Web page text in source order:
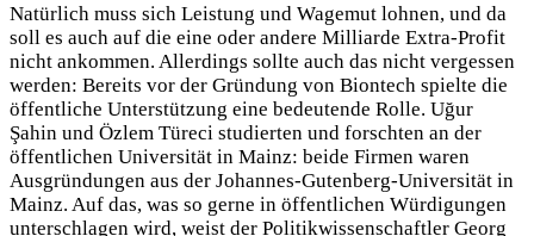
Natürlich muss sich Leistung und Wagemut lohnen, und da
soll es auch auf die eine oder andere Milliarde Extra-Profit
nicht ankommen. Allerdings sollte auch das nicht vergessen
werden: Bereits vor der Gründung von Biontech spielte die
öffentliche Unterstützung eine bedeutende Rolle. Uğur
Şahin und Özlem Türeci studierten und forschten an der
öffentlichen Universität in Mainz: beide Firmen waren
Ausgründungen aus der Johannes-Gutenberg-Universität in
Mainz. Auf das, was so gerne in öffentlichen Würdigungen
unterschlagen wird, weist der Politikwissenschaftler Georg